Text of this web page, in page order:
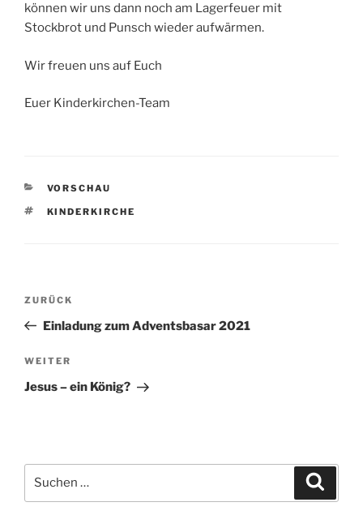
können wir uns dann noch am Lagerfeuer mit
Stockbrot und Punsch wieder aufwärmen.
Wir freuen uns auf Euch
Euer Kinderkirchen-Team
KATEGORIEN
VORSCHAU
SCHLAGWÖRTER
KINDERKIRCHE
Beitragsnavigation
Vorheriger
Beitrag
ZURÜCK
Einladung zum Adventsbasar 2021
Nächster
Beitrag
WEITER
Jesus – ein König?
nach: